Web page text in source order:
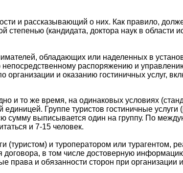
и рассказывающий о них. Как правило,
(кандидата, доктора наук в области
обладающих или наделенных в
распоряжению и
и оказанию гостиничных услуг,
и то же время, на одинаковых условиях
единицей. Группе туристов гостиничные
сумму выписывается один на группу. По
и 7-15 человек.
(туристом) и туроператором или турагентом,
договора, в том числе достоверную
права и обязанности сторон при организации